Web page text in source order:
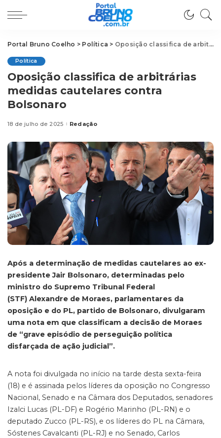
Portal Bruno Coelho > Política > Oposição classifica de arbitrárias medidas cautelares contra Bolsonaro
Política
Oposição classifica de arbitrárias
medidas cautelares contra
Bolsonaro
18 de julho de 2025Posted
Redação
Após a determinação de medidas cautelares ao ex-
presidente Jair Bolsonaro, determinadas pelo
ministro do Supremo Tribunal Federal
(STF) Alexandre de Moraes, parlamentares da
oposição e do PL, partido de Bolsonaro, divulgaram
uma nota em que classificam a decisão de Moraes
de “grave episódio de perseguição política
disfarçada de ação judicial”.
A nota foi divulgada no início na tarde desta sexta-feira
(18) e é assinada pelos líderes da oposição no Congresso
Nacional, Senado e na Câmara dos Deputados, senadores
Izalci Lucas (PL-DF) e Rogério Marinho (PL-RN) e o
deputado Zucco (PL-RS), e os líderes do PL na Câmara,
Sóstenes Cavalcanti (PL-RJ) e no Senado, Carlos